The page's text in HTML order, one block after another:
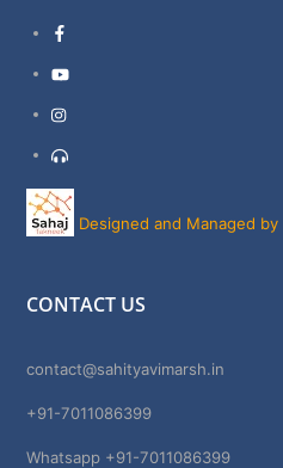
YouTube
Instagram
Support
Designed and Managed by
CONTACT US
contact@sahityavimarsh.in
+91-7011086399
Whatsapp +91-7011086399